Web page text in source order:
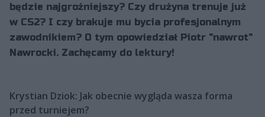
będzie najgroźniejszy? Czy drużyna trenuje już
w CS2? I czy brakuje mu bycia profesjonalnym
zawodnikiem? O tym opowiedział Piotr "nawrot"
Nawrocki. Zachęcamy do lektury!
Krystian Dziok: Jak obecnie wygląda wasza forma
przed turniejem?